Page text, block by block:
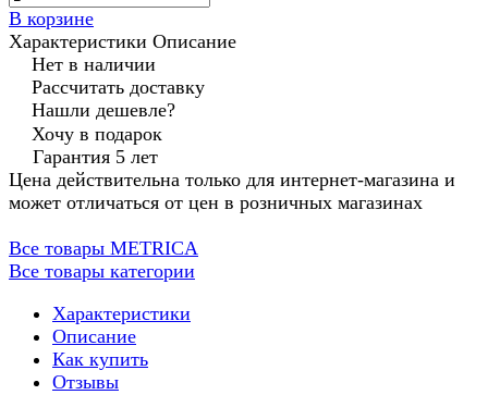
В корзине
Характеристики Описание
Нет в наличии
Рассчитать доставку
Нашли дешевле?
Хочу в подарок
Гарантия 5 лет
Цена действительна только для интернет-магазина и
может отличаться от цен в розничных магазинах
Все товары METRICA
Все товары категории
Характеристики
Описание
Как купить
Отзывы